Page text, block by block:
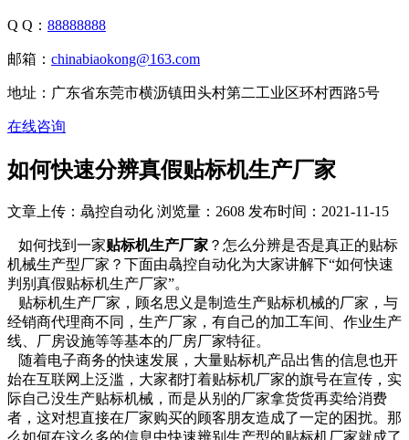
Q Q： 88888888
邮箱： chinabiaokong@163.com
地址：广东省东莞市横沥镇田头村第二工业区环村西路5号
在线咨询
如何快速分辨真假贴标机生产厂家
文章上传：骉控自动化 浏览量：2608 发布时间：2021-11-15
如何找到一家贴标机生产厂家 ？怎么分辨是否是真正的贴标
机械生产型厂家？下面由骉控自动化为大家讲解下“如何快速
判别真假贴标机生产厂家”。
贴标机生产厂家，顾名思义是制造生产贴标机械的厂家，与
经销商代理商不同，生产厂家，有自己的加工车间、作业生产
线、厂房设施等等基本的厂房厂家特征。
随着电子商务的快速发展，大量贴标机产品出售的信息也开
始在互联网上泛滥，大家都打着贴标机厂家的旗号在宣传，实
际自己没生产贴标机械，而是从别的厂家拿货货再卖给消费
者，这对想直接在厂家购买的顾客朋友造成了一定的困扰。那
么如何在这么多的信息中快速辨别生产型的贴标机厂家就成了